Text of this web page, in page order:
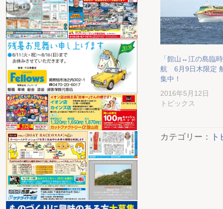
「館山↔江の島臨
航 6月9日木限定
集中！
2016年5月12日
トピックス
カテゴリー：